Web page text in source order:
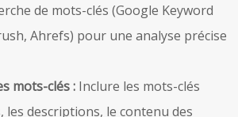
de mots-clés (Google Keyword
Ahrefs) pour une analyse précise
mots-clés : Inclure les mots-clés
les descriptions, le contenu des